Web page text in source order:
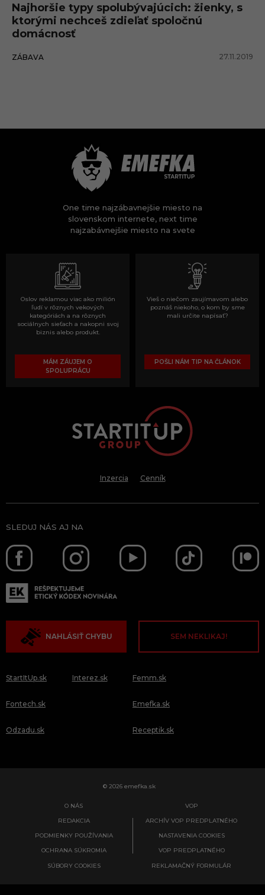
Najhoršie typy spolubývajúcich: žienky, s
ktorými nechceš zdieľať spoločnú
domácnosť
ZÁBAVA 27.11.2019
One time najzábavnejšie miesto na
slovenskom internete, next time
najzabávnejšie miesto na svete
Oslov reklamou viac ako milión
ľudí v rôznych vekových
kategóriách a na rôznych
sociálnych sieťach a nakopni svoj
biznis alebo produkt.
MÁM ZÁUJEM O
SPOLUPRÁCU
Vieš o niečom zaujímavom alebo
poznáš niekoho, o kom by sme
mali určite napísať?
POŠLI NÁM TIP NA ČLÁNOK
Inzercia Cenník
SLEDUJ NÁS AJ NA
NAHLÁSIŤ CHYBU SEM NEKLIKAJ!
StartItUp.sk
Fontech.sk
Odzadu.sk
Interez.sk Femm.sk
Emefka.sk
Receptik.sk
© 2026 emefka.sk
O NÁS
REDAKCIA
PODMIENKY POUŽÍVANIA
OCHRANA SÚKROMIA
SÚBORY COOKIES
VOP
ARCHÍV VOP PREDPLATNÉHO
NASTAVENIA COOKIES
VOP PREDPLATNÉHO
REKLAMAČNÝ FORMULÁR